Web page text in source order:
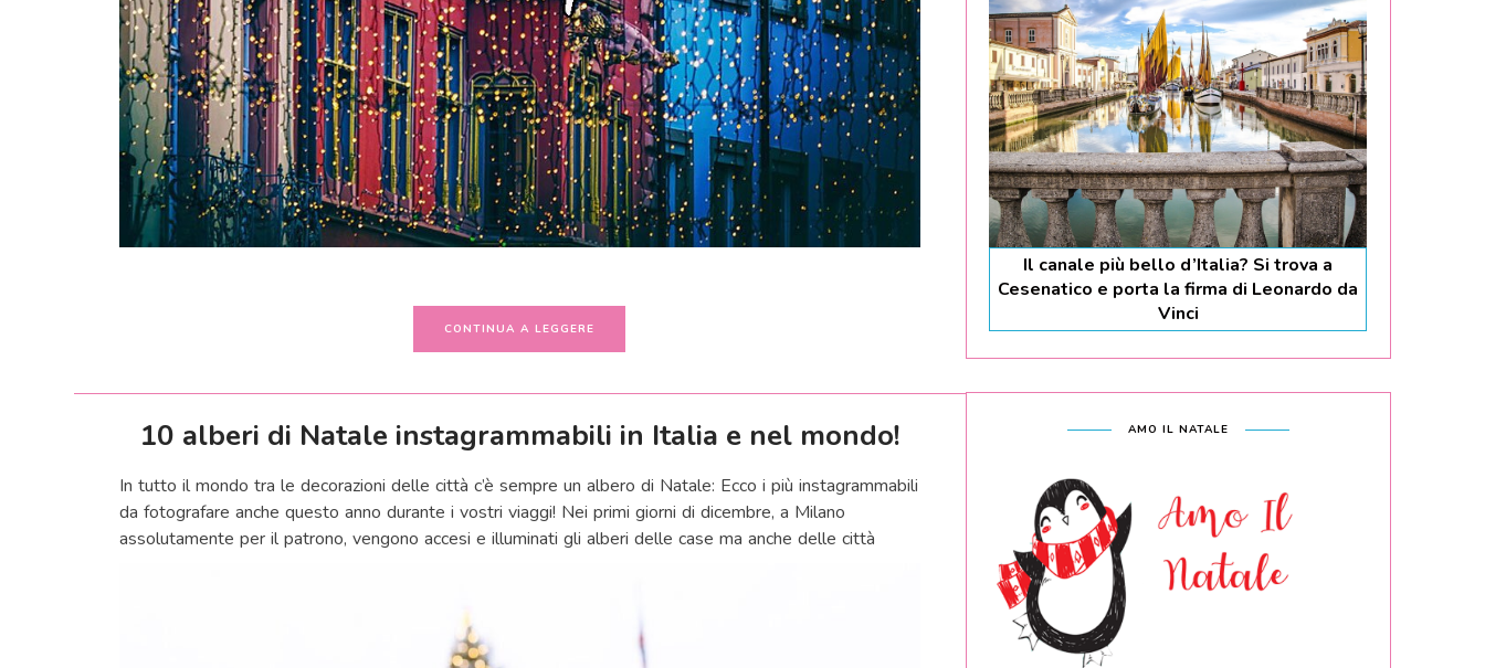
CONTINUA A LEGGERE
10 alberi di Natale instagrammabili in Italia e nel mondo!
In tutto il mondo tra le decorazioni delle città c’è sempre un albero di Natale: Ecco i più instagrammabili
da fotografare anche questo anno durante i vostri viaggi! Nei primi giorni di dicembre, a Milano
assolutamente per il patrono, vengono accesi e illuminati gli alberi delle case ma anche delle città
Il canale più bello d’Italia? Si trova a
Cesenatico e porta la firma di Leonardo da
Vinci
AMO IL NATALE